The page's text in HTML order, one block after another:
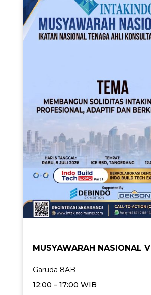
MUSYAWARAH NASIONAL VI
Garuda 8AB
12:00 – 17:00 WIB